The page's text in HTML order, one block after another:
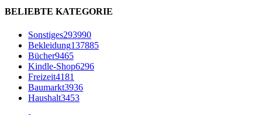
BELIEBTE KATEGORIE
Sonstiges293990
Bekleidung137885
Bücher9465
Kindle-Shop6296
Freizeit4181
Baumarkt3936
Haushalt3453